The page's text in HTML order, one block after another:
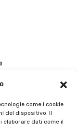
come i cookie
del dispositivo. Il
elaborare dati come il
e condizioni